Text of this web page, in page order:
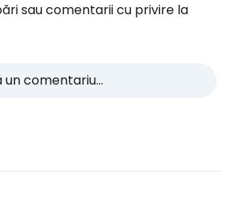
sau comentarii cu privire la
un comentariu...